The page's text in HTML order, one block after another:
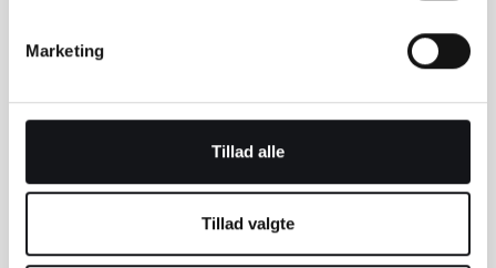
Marketing
Tillad alle
Tillad valgte